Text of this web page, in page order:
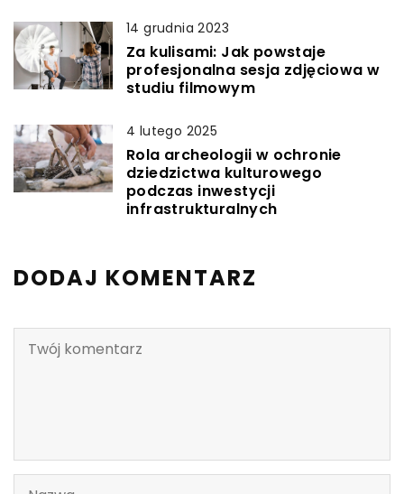
14 grudnia 2023
Za kulisami: Jak powstaje
profesjonalna sesja zdjęciowa w
studiu filmowym
4 lutego 2025
Rola archeologii w ochronie
dziedzictwa kulturowego
podczas inwestycji
infrastrukturalnych
DODAJ KOMENTARZ